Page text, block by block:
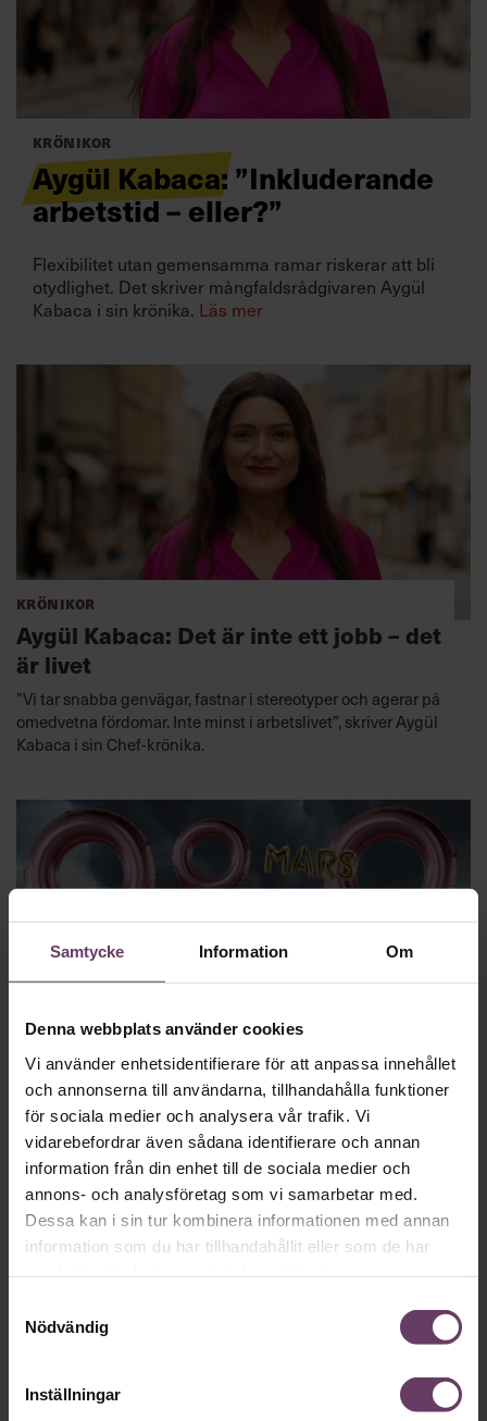
Samtycke Information Om
Denna webbplats använder cookies
Vi använder enhetsidentifierare för att anpassa innehållet
och annonserna till användarna, tillhandahålla funktioner
för sociala medier och analysera vår trafik. Vi
vidarebefordrar även sådana identifierare och annan
information från din enhet till de sociala medier och
annons- och analysföretag som vi samarbetar med.
Dessa kan i sin tur kombinera informationen med annan
information som du har tillhandahållit eller som de har
Nödvändig
Inställningar
Prenumerera
Villkor och policy för
personuppgiftsbehandling
Krönikor
Aygül Kabaca: ”Inkluderande
arbetstid – eller?”
Flexibilitet utan gemensamma ramar riskerar att bli
otydlighet. Det skriver mångfaldsrådgivaren Aygül
Kabaca i sin krönika. Läs mer
Krönikor
Aygül Kabaca: Det är inte ett jobb – det
är livet
”Vi tar snabba genvägar, fastnar i stereotyper och agerar på
omedvetna fördomar. Inte minst i arbetslivet”, skriver Aygül
Kabaca i sin Chef-krönika.
Mångfald
Chefs 8 mest lästa texter om
jämställdhet senaste året
Är jämställdheten under attack? Här är våra åtta mest lästa
texter om jämställdhet och inkludering det senaste året.